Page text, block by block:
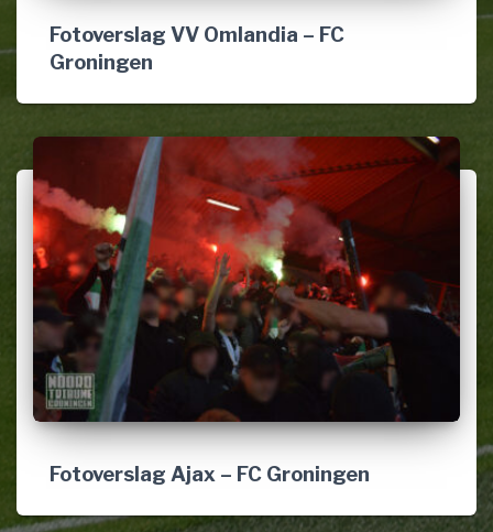
Fotoverslag VV Omlandia – FC
Groningen
Fotoverslag Ajax – FC Groningen